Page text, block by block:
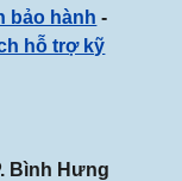
bảo hành -
hỗ trợ kỹ
Bình Hưng